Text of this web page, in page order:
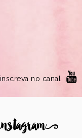
no canal
9